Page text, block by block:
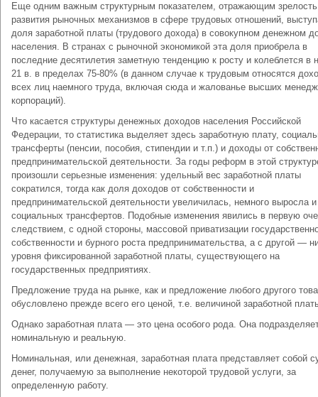
Еще одним важным структурным показателем, отражающим зрелость
развития рыночных механизмов в сфере трудовых отношений,
доля заработной платы (трудового дохо­да) в совокупном денежном
населения. В странах с рыночной экономикой эта доля приобрела в
последние десяти­летия заметную тенденцию к росту и колеблется в
21 в. в пределах 75-80% (в данном случае к трудовым относятся
всех лиц наемного труда, включая сюда и жалованье высших
корпораций).
Что касается структуры денежных доходов населения Россий­ской
Федерации, то статистика выделяет здесь заработную плату,
трансферты (пенсии, пособия, стипендии и т.п.) и доходы от
предпринимательской деятель­ности. За годы реформ в этой
произошли серьезные изменения: удельный вес заработной платы
сократился, тогда как доля доходов от собственности и
предпринимательской деятельности увеличилась, немного выросла
социальных трансфертов. Подобные изменения явились в первую
следствием, с одной стороны, массовой приватизации
собственности и бурного роста предпринимательства, а с другой —
уровня фиксированной заработной платы, существующего на
государственных предприятиях.
Предложение труда на рынке, как и предложение любого другого
обусловлено прежде всего его ценой, т.е. вели­чиной заработной
Однако заработная плата — это цена особого рода. Она
номинальную и реальную.
Номинальная, или денежная, заработная плата представля­ет собой
денег, получаемую за выполнение некоторой трудовой услуги, за
определенную работу.